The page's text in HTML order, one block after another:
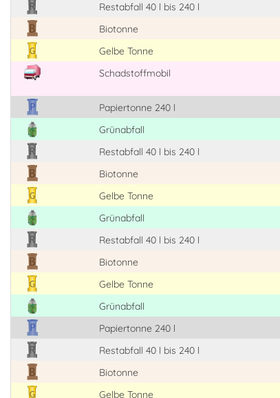
Restabfall 40 l bis 240 l
Biotonne
Gelbe Tonne
Schadstoffmobil
Papiertonne 240 l
Grünabfall
Restabfall 40 l bis 240 l
Biotonne
Gelbe Tonne
Grünabfall
Restabfall 40 l bis 240 l
Biotonne
Gelbe Tonne
Grünabfall
Papiertonne 240 l
Restabfall 40 l bis 240 l
Biotonne
Gelbe Tonne